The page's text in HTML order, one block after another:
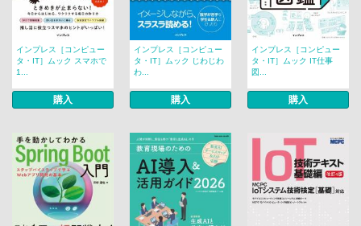
インプレス［コンピュー
タ・IT］ムック スマホで
1...
購入
インプレス［コンピュー
タ・IT］ムック じわじわ
わ...
購入
インプレス［コンピュー
タ・IT］ムック IT仕事
図...
購入